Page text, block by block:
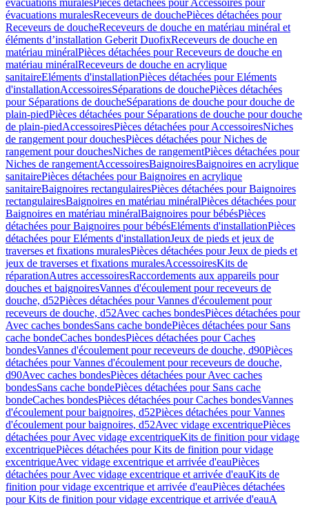
évacuations muralesPièces détachées pour Accessoires pour
évacuations muralesReceveurs de douchePièces détachées pour
Receveurs de doucheReceveurs de douche en matériau minéral et
éléments d’installation Geberit DuofixReceveurs de douche en
matériau minéralPièces détachées pour Receveurs de douche en
matériau minéralReceveurs de douche en acrylique
sanitaireEléments d'installationPièces détachées pour Eléments
d'installationAccessoiresSéparations de douchePièces détachées
pour Séparations de doucheSéparations de douche pour douche de
plain-piedPièces détachées pour Séparations de douche pour douche
de plain-piedAccessoiresPièces détachées pour AccessoiresNiches
de rangement pour douchesPièces détachées pour Niches de
rangement pour douchesNiches de rangementPièces détachées pour
Niches de rangementAccessoiresBaignoiresBaignoires en acrylique
sanitairePièces détachées pour Baignoires en acrylique
sanitaireBaignoires rectangulairesPièces détachées pour Baignoires
rectangulairesBaignoires en matériau minéralPièces détachées pour
Baignoires en matériau minéralBaignoires pour bébésPièces
détachées pour Baignoires pour bébésEléments d'installationPièces
détachées pour Eléments d'installationJeux de pieds et jeux de
traverses et fixations muralesPièces détachées pour Jeux de pieds et
jeux de traverses et fixations muralesAccessoiresKits de
réparationAutres accessoiresRaccordements aux appareils pour
douches et baignoiresVannes d'écoulement pour receveurs de
douche, d52Pièces détachées pour Vannes d'écoulement pour
receveurs de douche, d52Avec caches bondesPièces détachées pour
Avec caches bondesSans cache bondePièces détachées pour Sans
cache bondeCaches bondesPièces détachées pour Caches
bondesVannes d'écoulement pour receveurs de douche, d90Pièces
détachées pour Vannes d'écoulement pour receveurs de douche,
d90Avec caches bondesPièces détachées pour Avec caches
bondesSans cache bondePièces détachées pour Sans cache
bondeCaches bondesPièces détachées pour Caches bondesVannes
d'écoulement pour baignoires, d52Pièces détachées pour Vannes
d'écoulement pour baignoires, d52Avec vidage excentriquePièces
détachées pour Avec vidage excentriqueKits de finition pour vidage
excentriquePièces détachées pour Kits de finition pour vidage
excentriqueAvec vidage excentrique et arrivée d'eauPièces
détachées pour Avec vidage excentrique et arrivée d'eauKits de
finition pour vidage excentrique et arrivée d'eauPièces détachées
pour Kits de finition pour vidage excentrique et arrivée d'eauA